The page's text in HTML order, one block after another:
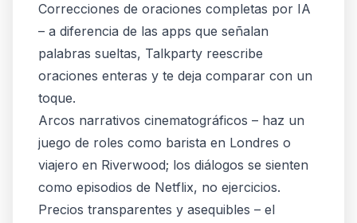
Correcciones de oraciones completas por IA
– a diferencia de las apps que señalan
palabras sueltas, Talkparty reescribe
oraciones enteras y te deja comparar con un
toque.
Arcos narrativos cinematográficos – haz un
juego de roles como barista en Londres o
viajero en Riverwood; los diálogos se sienten
como episodios de Netflix, no ejercicios.
Precios transparentes y asequibles – el